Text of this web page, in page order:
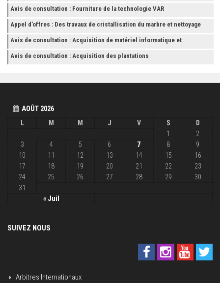
et finition de RAYONNAGES pour la Fédération Tunisienne de Football
Avis de consultation : Fourniture de la technologie VAR
Appel d’offres : Des travaux de cristallisation du marbre et nettoyage
des grès
Avis de consultation : Acquisition de matériel informatique et
Accessoires
Avis de consultation : Acquisition des plantations
AOÛT 2026
L
M M J V S D
« Juil
1
2
3
4 5 6 7 8
9
10
11 12 13 14 15
16
17
18 19 20 21 22
23
24
25 26 27 28 29
30
31
SUIVEZ NOUS
Arbitres Internationaux